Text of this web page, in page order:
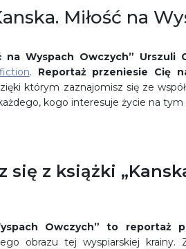
Miłość na
na Wyspach Owczych” Urszuli
. Reportaż przeniesie Cię
którym zaznajomisz się ze
kogo interesuje życie na
się z książki
Owczych” to reportaż
obrazu tej wyspiarskiej